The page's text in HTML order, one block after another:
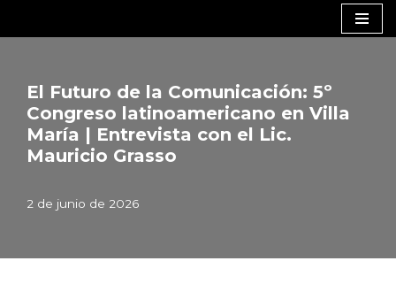
contenido
El Futuro de la Comunicación: 5º
Congreso latinoamericano en Villa
María | Entrevista con el Lic.
Mauricio Grasso
2 de junio de 2026